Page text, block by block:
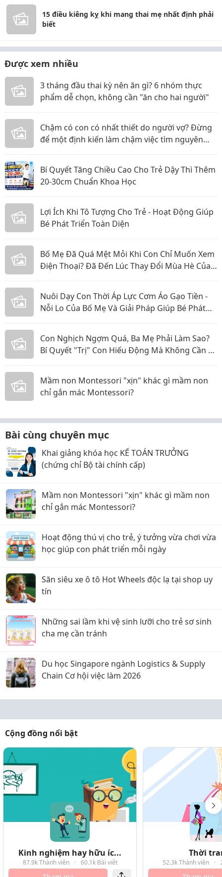
15 điều kiêng kỵ khi mang thai mẹ nhất định phải
biết
Được xem nhiều
3 tháng đầu thai kỳ nên ăn gì? 6 nhóm thực
phẩm dễ chọn, không cần "ăn cho hai người"
Chậm có con có nhất thiết do người vợ? Đừng
để một định kiến làm chậm việc tìm nguyên
Bí Quyết Tăng Chiều Cao Cho Trẻ Dậy Thì Thêm
20-30cm Chuẩn Khoa Học
Lợi Ích Khi Tô Tượng Cho Trẻ - Hoạt Động Giúp
Bé Phát Triển Toàn Diện
Bố Mẹ Đã Quá Mệt Mỏi Khi Con Chỉ Muốn Xem
Điện Thoại? Đã Đến Lúc Thay Đổi Mùa Hè Của
Nuôi Dạy Con Thời Áp Lực Cơm Áo Gạo Tiền -
Nỗi Lo Của Bố Mẹ Và Giải Pháp Giúp Bé Phát
Con Nghịch Ngợm Quá, Ba Mẹ Phải Làm Sao?
Bí Quyết "Trị" Con Hiếu Động Mà Không Cần La
Mầm non Montessori "xịn" khác gì mầm non
chỉ gắn mác Montessori?
Bài cùng chuyên mục
Khai giảng khóa học KẾ TOÁN TRƯỞNG
(chứng chỉ Bộ tài chính cấp)
Mầm non Montessori "xịn" khác gì mầm non
chỉ gắn mác Montessori?
Hoạt động thú vị cho trẻ, ý tưởng vừa chơi vừa
học giúp con phát triển mỗi ngày
Săn siêu xe ô tô Hot Wheels độc lạ tại shop uy
tín
Những sai lầm khi vệ sinh lưỡi cho trẻ sơ sinh
cha mẹ cần tránh
Du học Singapore ngành Logistics & Supply
Chain Cơ hội việc làm 2026
Cộng đồng nổi bật
Kinh nghiệm hay hữu íc...
87.9k Thành viên · 60.1k Bài viết
Thời
52.3k Thành viên ·